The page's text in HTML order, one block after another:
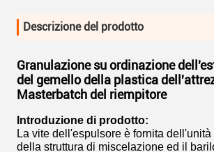
Descrizione del prodotto
Granulazione su ordinazione
del gemello della plastica
Masterbatch del riempitore
Introduzione di prodotto:
La vite dell'espulsore è fornita
della struttura di miscelazione ed il